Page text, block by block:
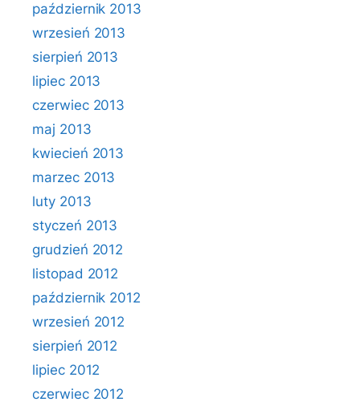
październik 2013
wrzesień 2013
sierpień 2013
lipiec 2013
czerwiec 2013
maj 2013
kwiecień 2013
marzec 2013
luty 2013
styczeń 2013
grudzień 2012
listopad 2012
październik 2012
wrzesień 2012
sierpień 2012
lipiec 2012
czerwiec 2012